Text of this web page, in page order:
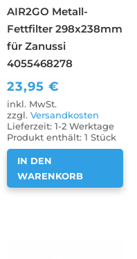
AIR2GO Metall-
Fettfilter 298x238mm
für Zanussi
4055468278
23,95 €
inkl. MwSt.
zzgl. Versandkosten
Lieferzeit: 1-2 Werktage
Produkt enthält: 1 Stück
IN DEN
WARENKORB